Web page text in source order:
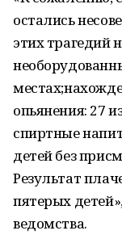
остались
этих трагедий
опьянения: 27
спиртные
детей без
Результат
пятерых
ведомства.